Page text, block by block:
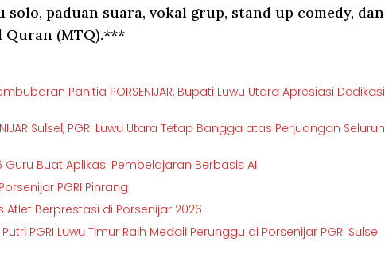
solo, paduan suara, vokal grup, stand up comedy, dan
Quran (MTQ).***
Panitia PORSENIJAR, Bupati Luwu Utara Apresiasi Dedikasi
Sulsel, PGRI Luwu Utara Tetap Bangga atas Perjuangan Seluruh
Guru Buat Aplikasi Pembelajaran Berbasis AI
PGRI Pinrang
Atlet Berprestasi di Porsenijar 2026
PGRI Luwu Timur Raih Medali Perunggu di Porsenijar PGRI Sulsel